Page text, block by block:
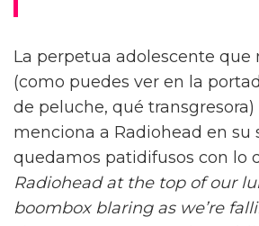
La perpetua adolescente que
(como puedes ver en la
de peluche, qué transgresora)
menciona a Radiohead en su
quedamos patidifusos con lo
Radiohead at the top of our
boombox blaring as we’re